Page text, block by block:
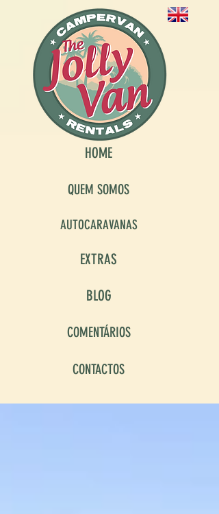
HOME
QUEM SOMOS
AUTOCARAVANAS
EXTRAS
BLOG
COMENTÁRIOS
CONTACTOS